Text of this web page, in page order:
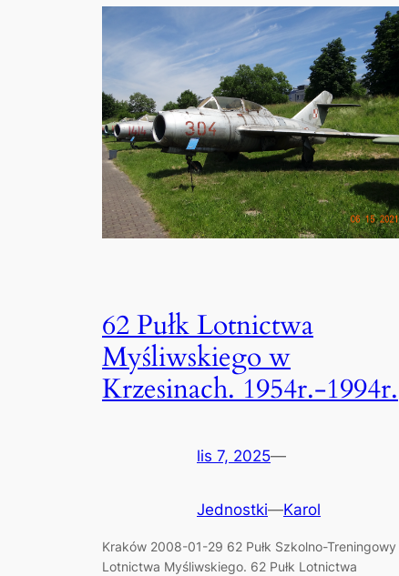
62 Pułk Lotnictwa
Myśliwskiego w
Krzesinach. 1954r.-1994r.
lis 7, 2025—
Jednostki—Karol
Kraków 2008-01-29 62 Pułk Szkolno-Treningowy
Lotnictwa Myśliwskiego. 62 Pułk Lotnictwa